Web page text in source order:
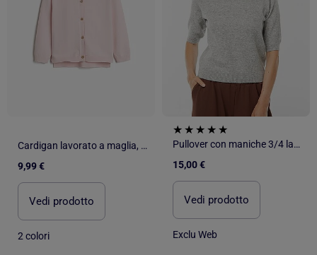
Cardigan lavorato a maglia, MO Fashion
9,99 €
Vedi prodotto
2 colori
Pullover con maniche 3/4 lavorato a maglia
15,00 €
Vedi prodotto
Exclu Web